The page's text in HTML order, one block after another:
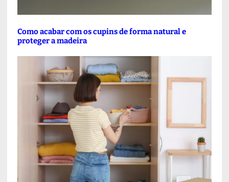
Como acabar com os cupins de forma natural e
proteger a madeira